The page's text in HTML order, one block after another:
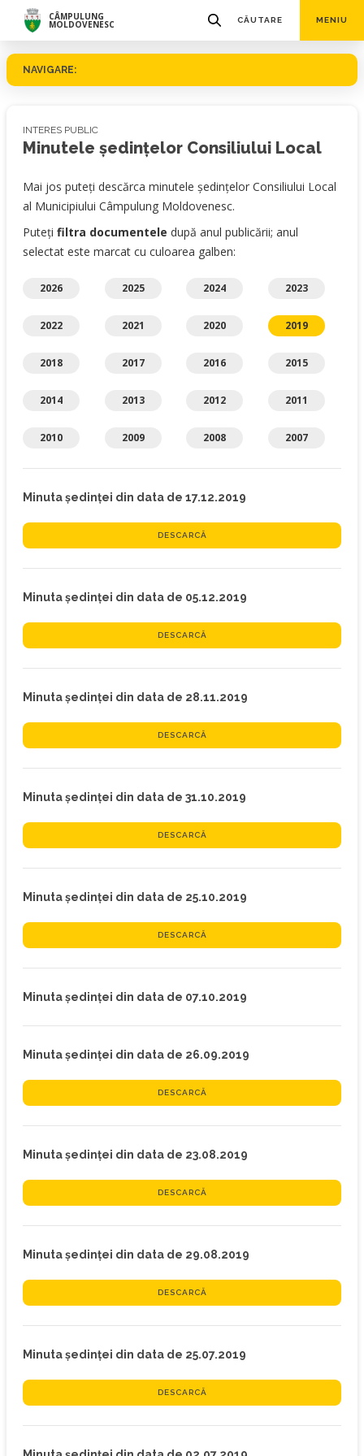
CÂMPULUNG
MOLDOVENESC CĂUTARE MENIU
NAVIGARE:
INTERES PUBLIC
Minutele ședințelor Consiliului Local
Mai jos puteți descărca minutele ședințelor Consiliului Local
al Municipiului Câmpulung Moldovenesc.
Puteți filtra documentele după anul publicării; anul
selectat este marcat cu culoarea galben:
2026 2025 2024 2023
2022 2021 2020 2019
2018 2017 2016 2015
2014 2013 2012 2011
2010 2009 2008 2007
Minuta ședinței din data de 17.12.2019
DESCARCĂ
Minuta ședinței din data de 05.12.2019
DESCARCĂ
Minuta ședinței din data de 28.11.2019
DESCARCĂ
Minuta ședinței din data de 31.10.2019
DESCARCĂ
Minuta ședinței din data de 25.10.2019
DESCARCĂ
Minuta ședinței din data de 07.10.2019
Minuta ședinței din data de 26.09.2019
DESCARCĂ
Minuta ședinței din data de 23.08.2019
DESCARCĂ
Minuta ședinței din data de 29.08.2019
DESCARCĂ
Minuta ședinței din data de 25.07.2019
DESCARCĂ